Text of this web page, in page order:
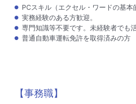
PCスキル（エクセル・ワードの基本
実務経験のある方歓迎。
専門知識等不要です。未経験者でも
普通自動車運転免許を取得済みの方
【事務職】